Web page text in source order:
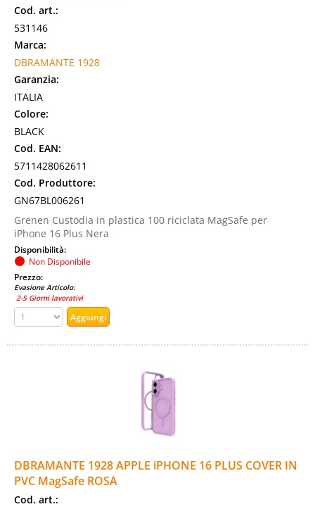
Cod. art.:
531146
Marca:
DBRAMANTE 1928
Garanzia:
ITALIA
Colore:
BLACK
Cod. EAN:
5711428062611
Cod. Produttore:
GN67BL006261
Grenen Custodia in plastica 100 riciclata MagSafe per
iPhone 16 Plus Nera
Disponibilità:
Non Disponibile
Prezzo:
Evasione Articolo:
2-5 Giorni lavorativi
DBRAMANTE 1928 APPLE iPHONE 16 PLUS COVER IN
PVC MagSafe ROSA
Cod. art.: